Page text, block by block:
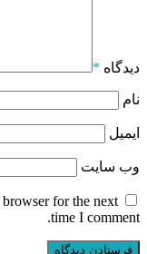
دیدگاه *
نام
ایمیل
وب‌ سایت
for the next
time I comment.